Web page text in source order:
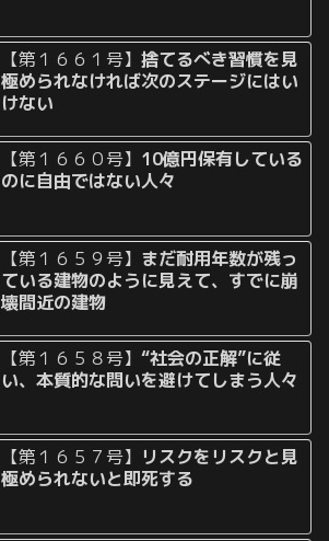
【第１６６１号】捨てるべき習慣を見
極められなければ次のステージにはい
けない
【第１６６０号】 10億円保有している
のに自由ではない人々
【第１６５９号】 まだ耐用年数が残っ
ている建物のように見えて、すでに崩
壊間近の建物
【第１６５８号】“社会の正解”に従
い、本質的な問いを避けてしまう人々
【第１６５７号】 リスクをリスクと見
極められないと即死する